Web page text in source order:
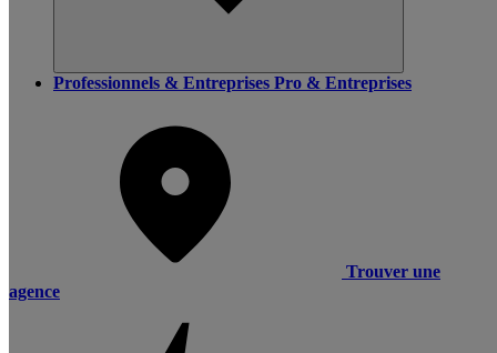
Professionnels & Entreprises Pro & Entreprises
Trouver une
agence